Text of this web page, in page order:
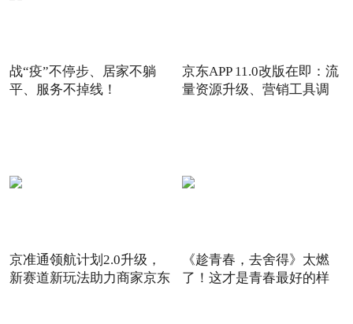
战“疫”不停步、居家不躺
平、服务不掉线！
京东APP 11.0改版在即：流
量资源升级、营销工具调
京准通领航计划2.0升级，
新赛道新玩法助力商家京东
《趁青春，去舍得》太燃
了！这才是青春最好的样